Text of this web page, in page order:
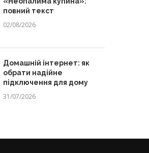
повний текст
02/08/2026
Домашній інтернет: як
обрати надійне
підключення для дому
31/07/2026